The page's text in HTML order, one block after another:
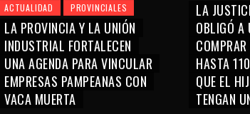
ACTUALIDAD PROVINCIALES
LA PROVINCIA Y LA UNIÓN
INDUSTRIAL FORTALECEN
UNA AGENDA PARA VINCULAR
EMPRESAS PAMPEANAS CON
VACA MUERTA
LA
OBLIGÓ A
HASTA
QUE EL
TENGAN